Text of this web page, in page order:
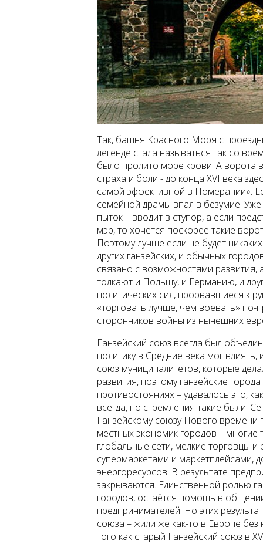
Так, башня Красного Моря с
легенде стала называться так со
было пролито море крови. А
страха и боли - до конца XVI века
самой эффективной в Померании».
семейной драмы впал в безумие.
пыток – вводит в ступор, а если
мэр, то хочется поскорее такие
Поэтому лучше если не будет
других ганзейских, и обычных
связано с возможностями развития,
толкают и Польшу, и Германию, и
политических сил, прорвавшиеся к
«торговать лучше, чем воевать»
сторонников войны из нынешних
Ганзейский союз всегда был
политику в Средние века мог
союз муниципалитетов, которые
развития, поэтому ганзейские
противостояниях – удавалось это,
всегда, но стремления такие были.
Ганзейскому союзу Нового времени
местных экономик городов –
глобальные сети, мелкие торговцы и
супермаркетами и маркетплейсами,
энергоресурсов. В результате
закрываются. Единственной ролью
городов, остаётся помощь в
предпринимателей. Но этих
союза – жили же как-то в Европе
того как старый Ганзейский союз в